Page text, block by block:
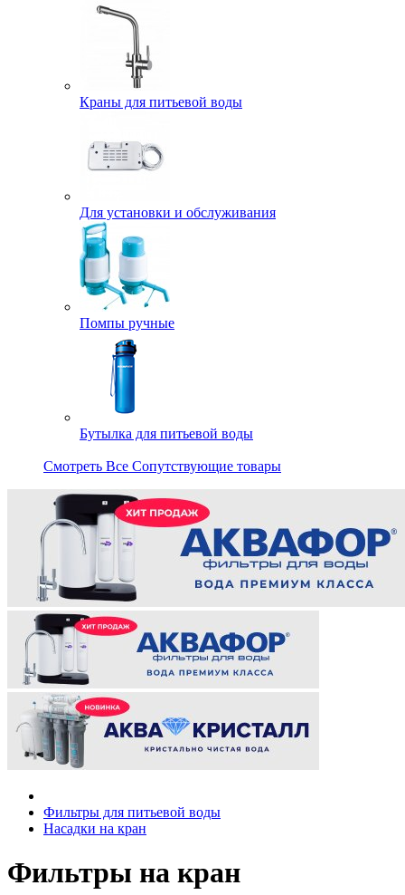
Краны для питьевой воды
Для установки и обслуживания
Помпы ручные
Бутылка для питьевой воды
Смотреть Все Сопутствующие товары
Фильтры для питьевой воды
Насадки на кран
Фильтры на кран